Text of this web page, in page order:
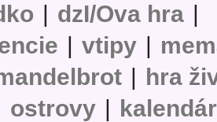
| dzI/Ova hra |
| vtipy |
| hra
ostrovy | kalendár